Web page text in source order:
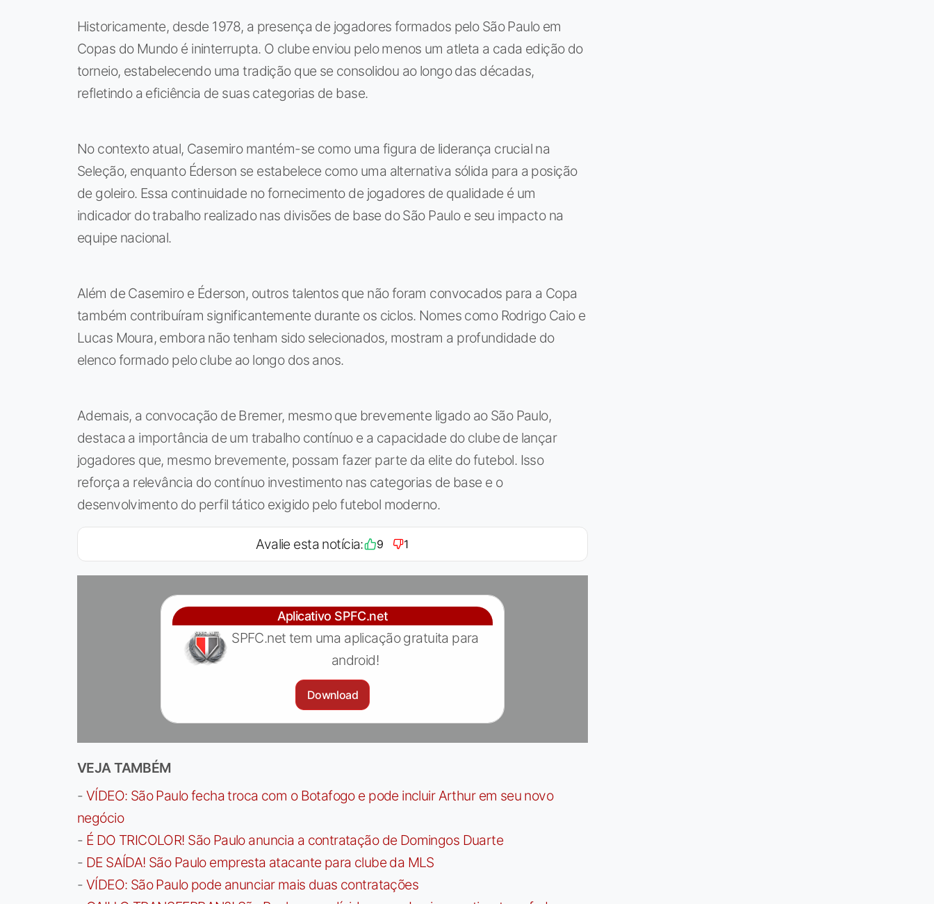
Historicamente, desde 1978, a presença de jogadores formados pelo São Paulo em
Copas do Mundo é ininterrupta. O clube enviou pelo menos um atleta a cada edição do
torneio, estabelecendo uma tradição que se consolidou ao longo das décadas,
refletindo a eficiência de suas categorias de base.
No contexto atual, Casemiro mantém-se como uma figura de liderança crucial na
Seleção, enquanto Éderson se estabelece como uma alternativa sólida para a posição
de goleiro. Essa continuidade no fornecimento de jogadores de qualidade é um
indicador do trabalho realizado nas divisões de base do São Paulo e seu impacto na
equipe nacional.
Além de Casemiro e Éderson, outros talentos que não foram convocados para a Copa
também contribuíram significantemente durante os ciclos. Nomes como Rodrigo Caio e
Lucas Moura, embora não tenham sido selecionados, mostram a profundidade do
elenco formado pelo clube ao longo dos anos.
Ademais, a convocação de Bremer, mesmo que brevemente ligado ao São Paulo,
destaca a importância de um trabalho contínuo e a capacidade do clube de lançar
jogadores que, mesmo brevemente, possam fazer parte da elite do futebol. Isso
reforça a relevância do contínuo investimento nas categorias de base e o
desenvolvimento do perfil tático exigido pelo futebol moderno.
Avalie esta notícia: 9 1
Aplicativo SPFC.net
SPFC.net tem uma aplicação gratuita para
android!
Download
VEJA TAMBÉM
- VÍDEO: São Paulo fecha troca com o Botafogo e pode incluir Arthur em seu novo
negócio
- É DO TRICOLOR! São Paulo anuncia a contratação de Domingos Duarte
- DE SAÍDA! São Paulo empresta atacante para clube da MLS
- VÍDEO: São Paulo pode anunciar mais duas contratações